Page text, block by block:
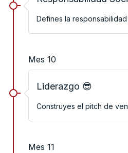
Defines la
Mes 10
Liderazgo 😎
Construyes el pitch de
Mes 11